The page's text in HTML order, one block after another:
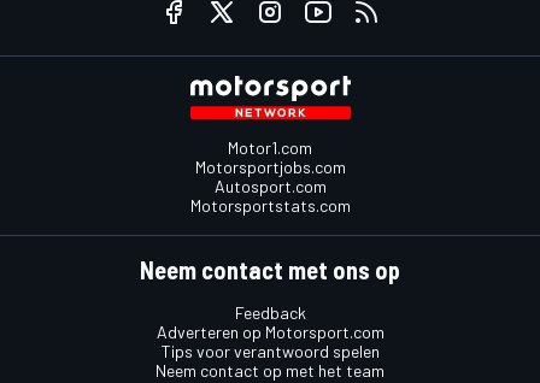
Motor1.com
Motorsportjobs.com
Autosport.com
Motorsportstats.com
Neem contact met ons op
Feedback
Adverteren op Motorsport.com
Tips voor verantwoord spelen
Neem contact op met het team